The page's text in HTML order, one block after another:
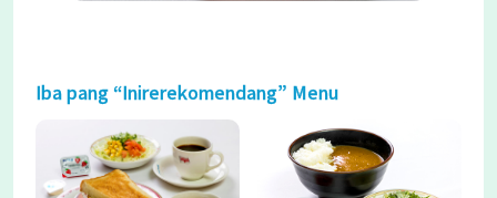
Iba pang “Inirerekomendang” Menu